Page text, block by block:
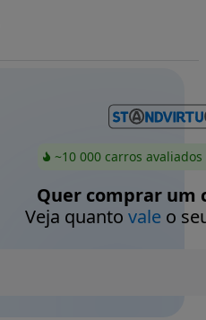
~10 000 carros
Quer comprar um
Veja quanto valeo